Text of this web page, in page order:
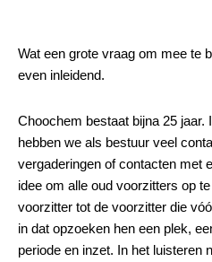
Wat een grote vraag om mee te
even inleidend.
Choochem bestaat bijna 25 jaar.
hebben we als bestuur veel
vergaderingen of contacten met
idee om alle oud voorzitters op
voorzitter tot de voorzitter die
in dat opzoeken hen een plek,
periode en inzet. In het luisteren